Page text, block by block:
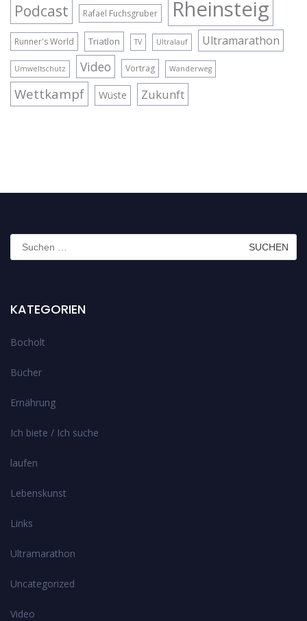
Podcast Rafael Fuchsgruber Rheinsteig
Runner's World Triatlon TV Ultralauf Ultramarathon
Umweltschutz Video Vortrag Wanderweg
Wettkampf Wüste Zukunft
Suchen
nach:
KATEGORIEN
Bocholt
Bücher
Ernährung
Ich biete / Ich suche
laufen
Lebenskunst
Links
Ultramarathon
Uncategorized
Video